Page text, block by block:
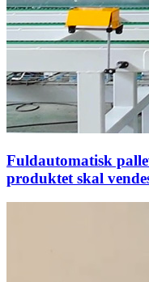
Fuldautomatisk
produktet skal